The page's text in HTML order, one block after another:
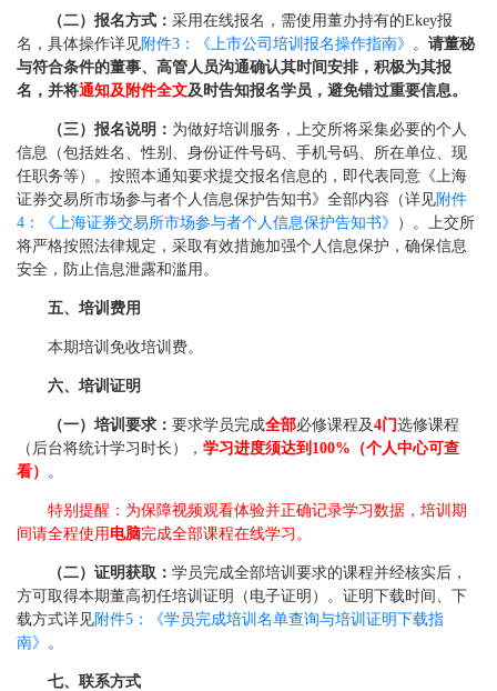
（二）报名方式： 采用在线报名，需使用董办持有的Ekey报
名，具体操作详见附件3：《上市公司培训报名操作指南》 。 请董秘
与符合条件的董事、高管人员沟通确认其时间安排，积极为其报
名，并将通知及附件全文及时告知报名学员，避免错过重要信息。
（三）报名说明： 为做好培训服务，上交所将采集必要的个人
信息（包括姓名、性别、身份证件号码、手机号码、所在单位、现
任职务等）。按照本通知要求提交报名信息的，即代表同意《上海
证券交易所市场参与者个人信息保护告知书》全部内容（详见附件
4：《上海证券交易所市场参与者个人信息保护告知书》
）。上交所
将严格按照法律规定，采取有效措施加强个人信息保护，确保信息
安全，防止信息泄露和滥用。
五、培训费用
本期培训免收培训费。
六、培训证明
（一）培训要求： 要求学员完成全部必修课程及4门选修课程
（后台将统计学习时长）， 学习进度须达到100%（个人中心可查
看） 。
特别提醒：为保障视频观看体验并正确记录学习数据，培训期
间请全程使用 电脑完成全部课程在线学习。
（二）证明获取： 学员完成全部培训要求的课程并经核实后，
方可取得本期董高初任培训证明（电子证明）。证明下载时间、下
载方式详见附件5：《学员完成培训名单查询与培训证明下载指
南》 。
七、联系方式